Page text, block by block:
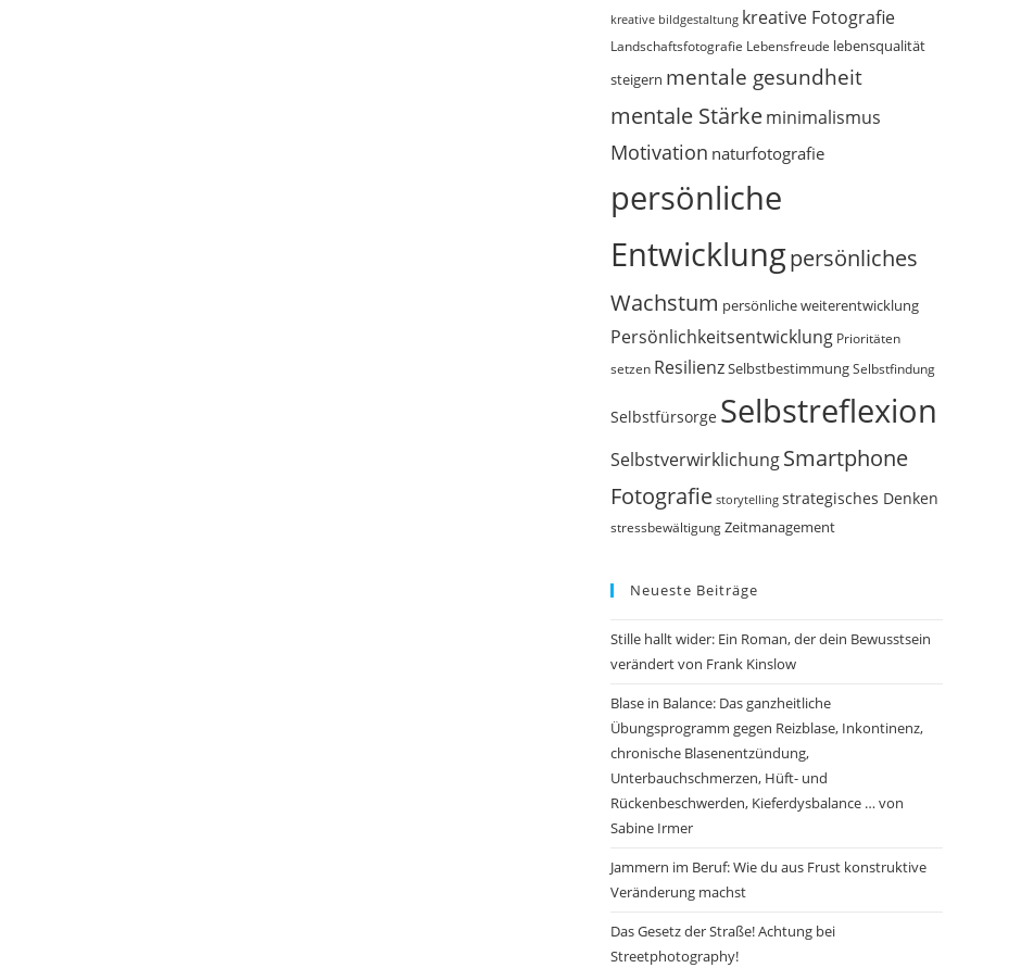
kreative bildgestaltung kreative Fotografie
Landschaftsfotografie Lebensfreude lebensqualität
steigern mentale gesundheit
mentale Stärkeminimalismus
Motivation naturfotografie
persönliche
Entwicklungpersönliches
Wachstum persönliche weiterentwicklung
Persönlichkeitsentwicklung Prioritäten
setzen ResilienzSelbstbestimmungSelbstfindung
Selbstfürsorge Selbstreflexion
SelbstverwirklichungSmartphone
Fotografie storytelling strategisches Denken
stressbewältigung Zeitmanagement
Neueste Beiträge
Stille hallt wider: Ein Roman, der dein Bewusstsein
verändert von Frank Kinslow
Blase in Balance: Das ganzheitliche
Übungsprogramm gegen Reizblase, Inkontinenz,
chronische Blasenentzündung,
Unterbauchschmerzen, Hüft- und
Rückenbeschwerden, Kieferdysbalance … von
Sabine Irmer
Jammern im Beruf: Wie du aus Frust konstruktive
Veränderung machst
Das Gesetz der Straße! Achtung bei
Streetphotography!